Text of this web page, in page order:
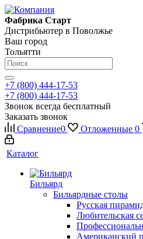
Фабрика Старт
Дистрибьютер в Поволжье
Ваш город
Тольятти
+7 (800) 444-17-53
+7 (800) 444-17-53
Звонок всегда бесплатный
Заказать звонок
Сравнение0 Отложенные 0
Каталог
Бильярд
Бильярдные столы
Русская
Любительская
Американский